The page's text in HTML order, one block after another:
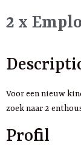
2 x
Voor een nieuw
zoek naar 2
Profil